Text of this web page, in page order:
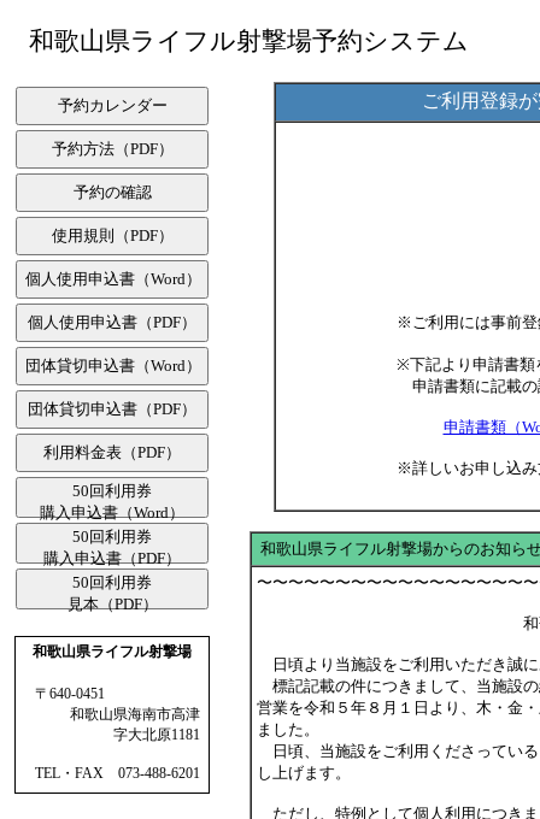
和歌山県ライフル射撃場予約システム
50回利用券
購入申込書（Word）
50回利用券
購入申込書（PDF）
50回利用券
見本（PDF）
和歌山県ライフル射撃場
〒640-0451
和歌山県海南市高津
字大北原1181
TEL・FAX 073-488-6201
ご利用登録
※ご利用には事前
※下記より申請書類
申請書類に記載の
申請書類（
※詳しいお申し込み
和歌山県ライフル射撃場からのお知ら
〜〜〜〜〜〜〜〜〜〜〜〜〜〜〜〜
和歌山県ライフル射撃
日頃より当施設をご利用いただき誠
標記記載の件につきまして、当施設
営業を令和５年８月１日より、木・金
ました。
日頃、当施設をご利用くださってい
し上げます。
ただし、特例として個人利用につき